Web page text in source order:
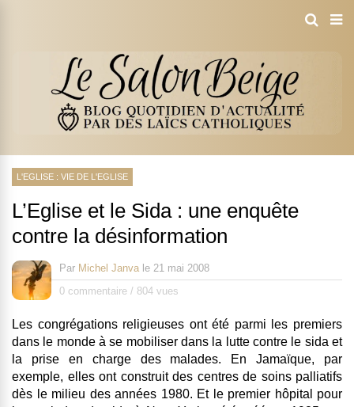
L'EGLISE : VIE DE L'EGLISE
L’Eglise et le Sida : une enquête
contre la désinformation
Par Michel Janva le 21 mai 2008
0 commentaire / 804 vues
Les congrégations religieuses ont été parmi les premiers
dans le monde à se mobiliser dans la lutte contre le sida et
la prise en charge des malades. En Jamaïque, par
exemple, elles ont construit des centres de soins palliatifs
dès le milieu des années 1980. Et le premier hôpital pour